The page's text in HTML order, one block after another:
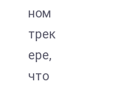
ном
трек
ере,
что